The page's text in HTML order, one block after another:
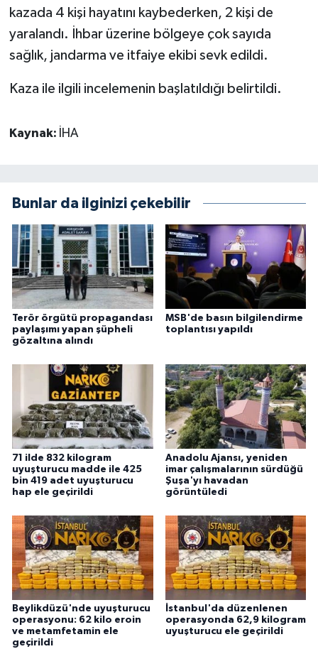
kazada 4 kişi hayatını kaybederken, 2 kişi de
yaralandı. İhbar üzerine bölgeye çok sayıda
sağlık, jandarma ve itfaiye ekibi sevk edildi.
Kaza ile ilgili incelemenin başlatıldığı belirtildi.
Kaynak: İHA
Bunlar da ilginizi çekebilir
Terör örgütü propagandası
paylaşımı yapan şüpheli
gözaltına alındı
MSB'de basın bilgilendirme
toplantısı yapıldı
71 ilde 832 kilogram
uyuşturucu madde ile 425
bin 419 adet uyuşturucu
hap ele geçirildi
Anadolu Ajansı, yeniden
imar çalışmalarının sürdüğü
Şuşa'yı havadan
görüntüledi
Beylikdüzü'nde uyuşturucu
operasyonu: 62 kilo eroin
ve metamfetamin ele
geçirildi
İstanbul'da düzenlenen
operasyonda 62,9 kilogram
uyuşturucu ele geçirildi